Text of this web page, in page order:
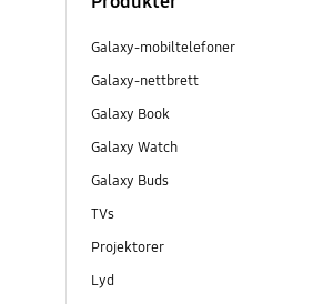
Galaxy-mobiltelefoner
Galaxy-nettbrett
Galaxy Book
Galaxy Watch
Galaxy Buds
TVs
Projektorer
Lyd